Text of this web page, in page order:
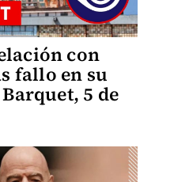
con
fallo en su
5 de